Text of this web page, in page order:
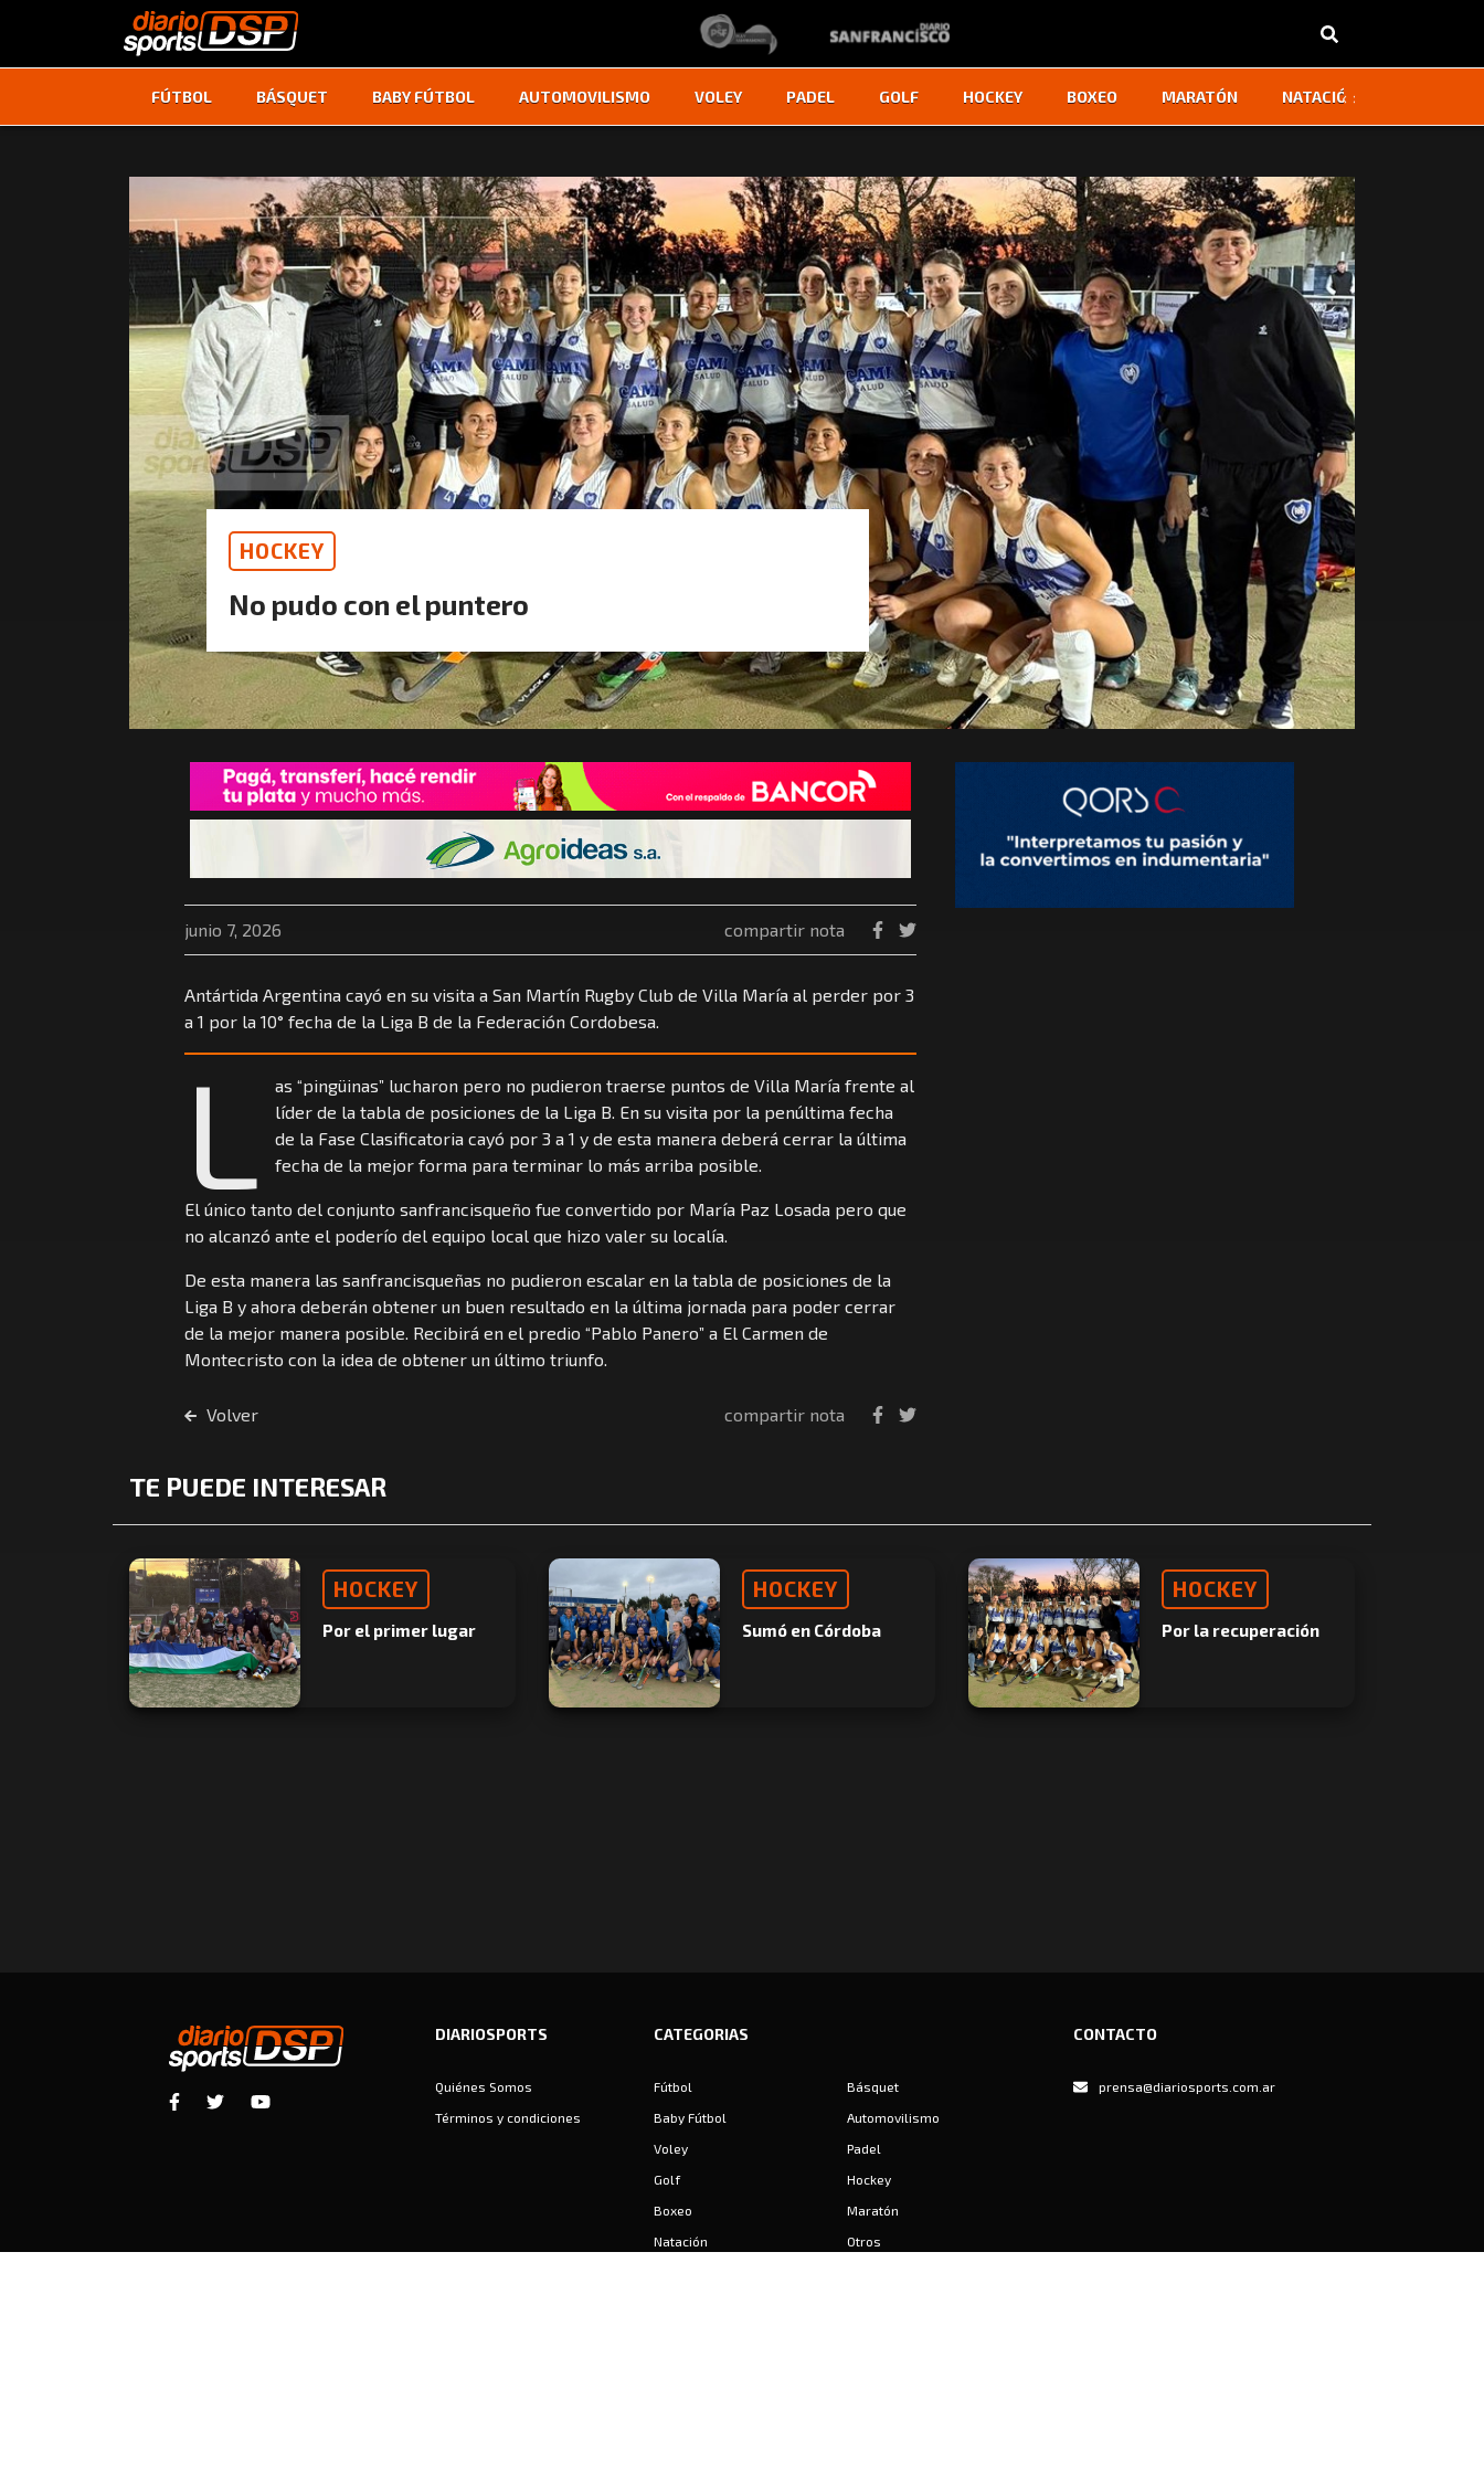
FÚTBOL BÁSQUET BABY FÚTBOL AUTOMOVILISMO VOLEY PADEL GOLF HOCKEY BOXEO MARATÓN NATACIÓN
‹ ›
HOCKEY
No pudo con el puntero
junio 7, 2026 compartir nota
Antártida Argentina cayó en su visita a San Martín Rugby Club de Villa María al perder por 3
a 1 por la 10° fecha de la Liga B de la Federación Cordobesa.
L
as “pingüinas” lucharon pero no pudieron traerse puntos de Villa María frente al
líder de la tabla de posiciones de la Liga B. En su visita por la penúltima fecha
de la Fase Clasificatoria cayó por 3 a 1 y de esta manera deberá cerrar la última
fecha de la mejor forma para terminar lo más arriba posible.
El único tanto del conjunto sanfrancisqueño fue convertido por María Paz Losada pero que
no alcanzó ante el poderío del equipo local que hizo valer su localía.
De esta manera las sanfrancisqueñas no pudieron escalar en la tabla de posiciones de la
Liga B y ahora deberán obtener un buen resultado en la última jornada para poder cerrar
de la mejor manera posible. Recibirá en el predio “Pablo Panero” a El Carmen de
Montecristo con la idea de obtener un último triunfo.
Volver compartir nota
TE PUEDE INTERESAR
HOCKEY
Por el primer lugar
HOCKEY
Sumó en Córdoba
HOCKEY
Por la recuperación
DIARIOSPORTS
Quiénes Somos
Términos y condiciones
CATEGORIAS
Fútbol
Básquet
Baby Fútbol
Automovilismo
Voley
Padel
Golf
Hockey
Boxeo
Maratón
Natación
Otros
CONTACTO
prensa@diariosports.com.ar